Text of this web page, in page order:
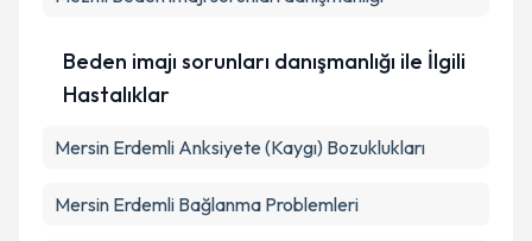
Beden imajı sorunları danışmanlığı ile İlgili
Hastalıklar
Mersin Erdemli Anksiyete (Kaygı) Bozuklukları
Mersin Erdemli Bağlanma Problemleri